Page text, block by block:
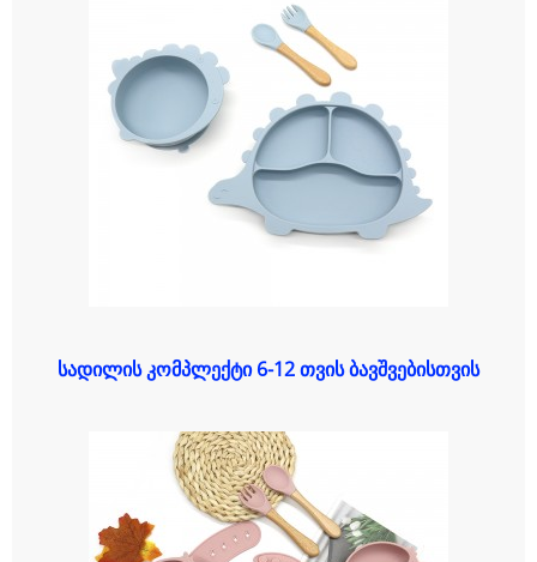
სადილის კომპლექტი 6-12 თვის ბავშვებისთვის